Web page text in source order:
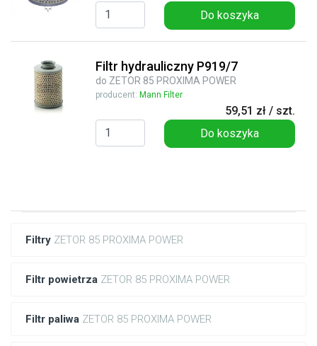
Filtry ZETOR 85 PROXIMA POWER
Filtr powietrza ZETOR 85 PROXIMA POWER
Filtr paliwa ZETOR 85 PROXIMA POWER
Do koszyka
Filtr hydrauliczny P919/7
do ZETOR 85 PROXIMA POWER
producent: Mann Filter
59,51 zł / szt.
Do koszyka